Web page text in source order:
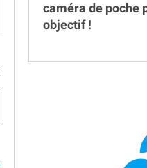
caméra de poche
objectif !